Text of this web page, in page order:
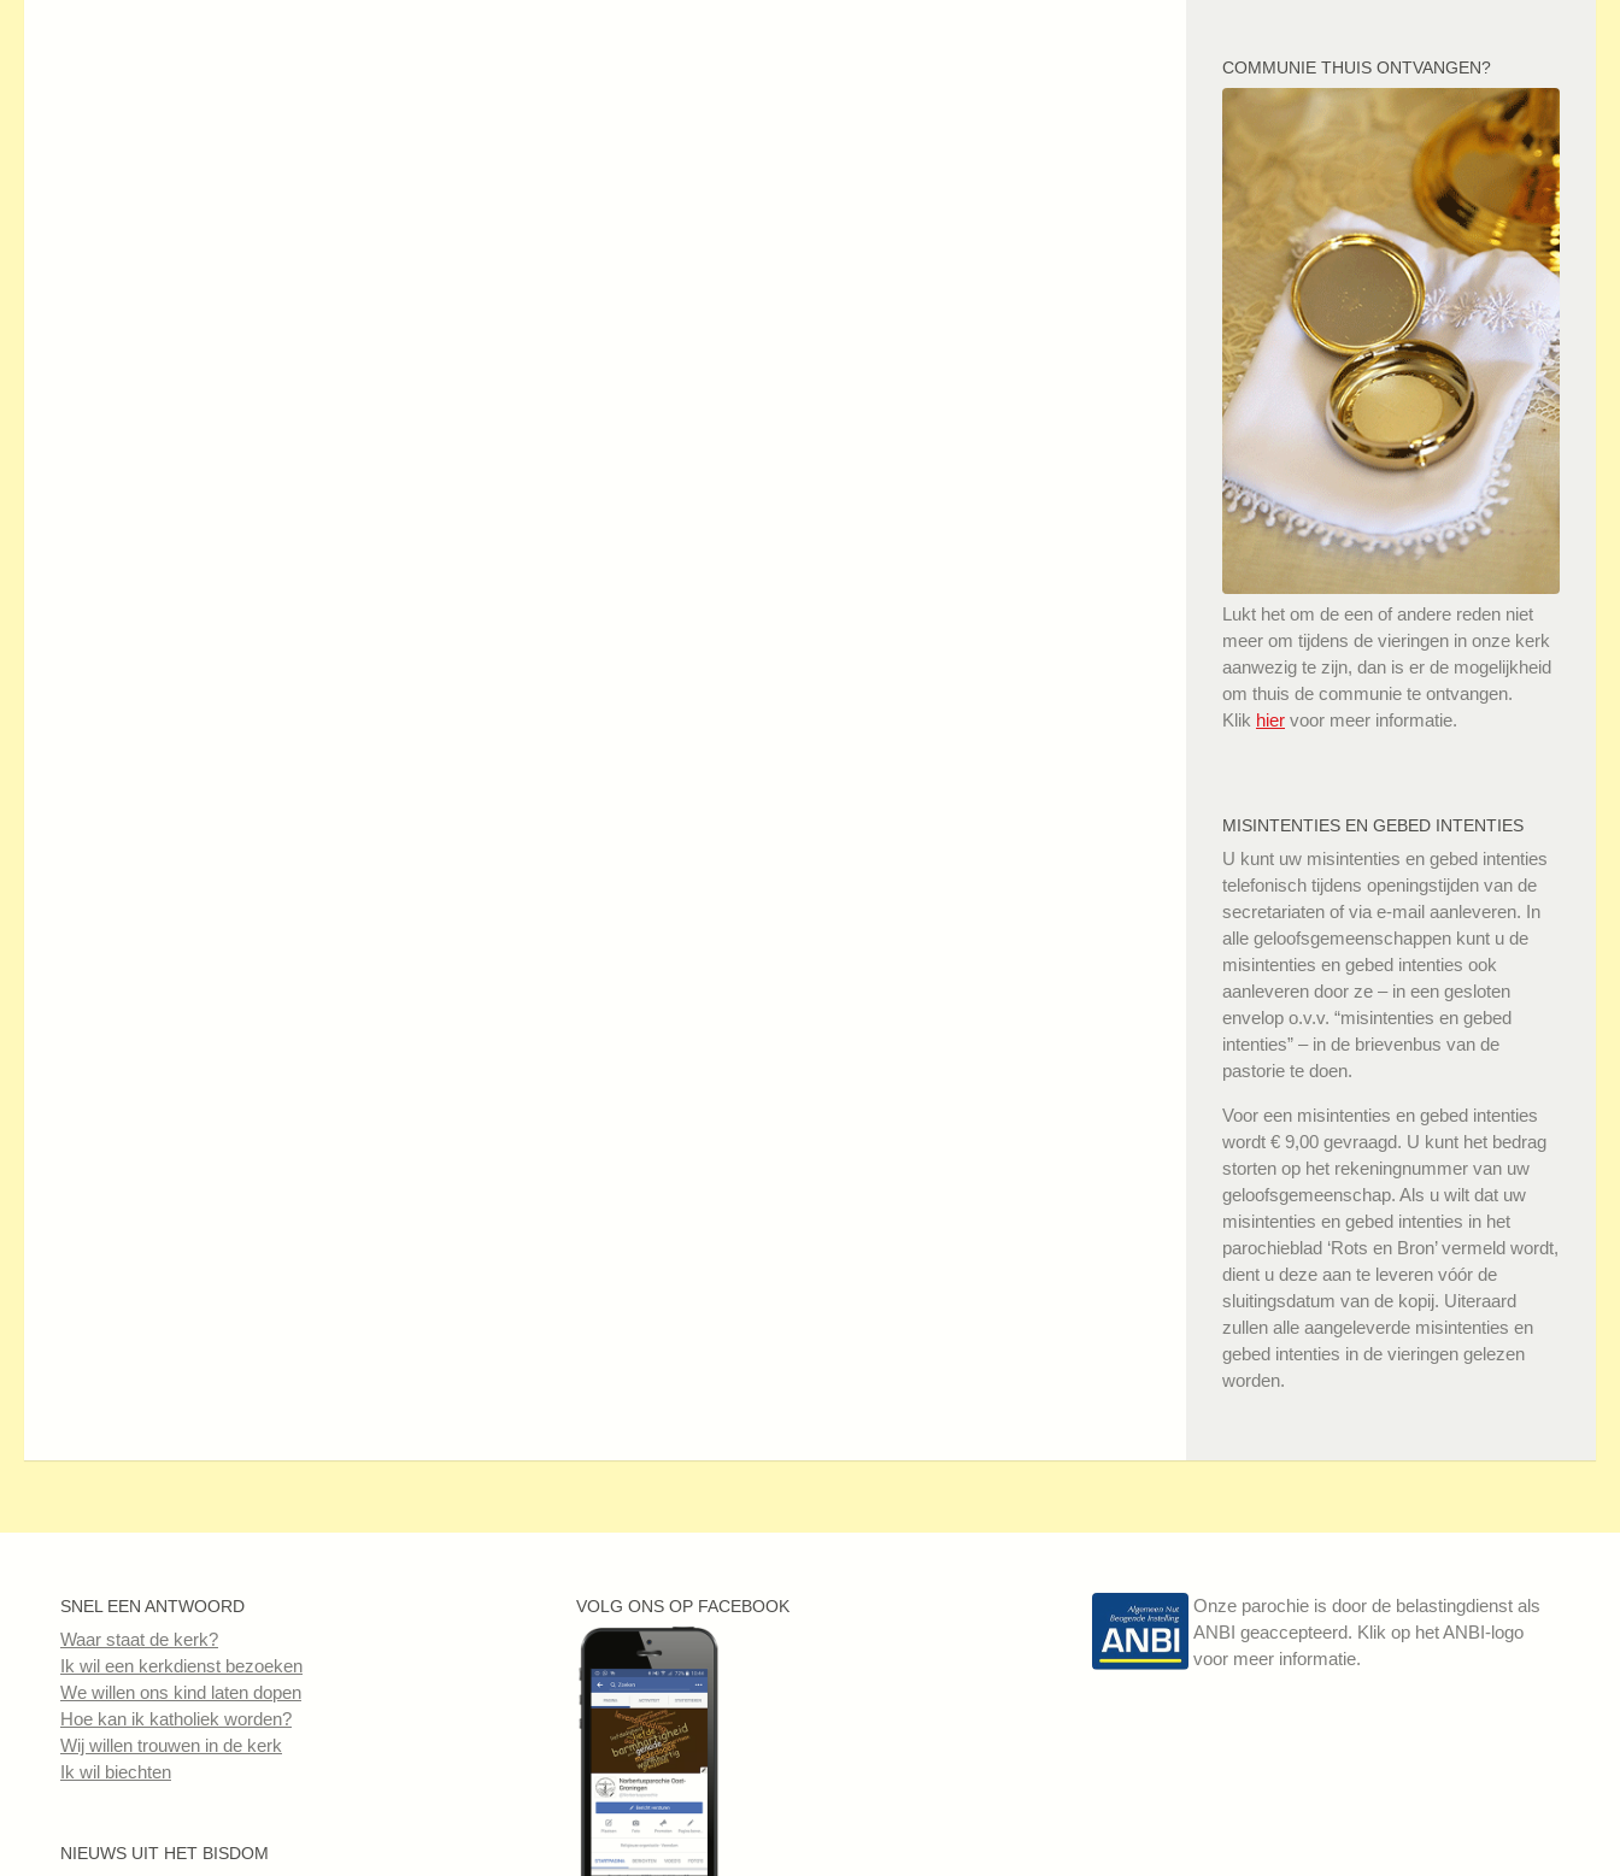
COMMUNIE THUIS ONTVANGEN?
Lukt het om de een of andere reden niet
meer om tijdens de vieringen in onze kerk
aanwezig te zijn, dan is er de mogelijkheid
om thuis de communie te ontvangen.
Klik hier voor meer informatie.
MISINTENTIES EN GEBED INTENTIES
U kunt uw misintenties en gebed intenties
telefonisch tijdens openingstijden van de
secretariaten of via e-mail aanleveren. In
alle geloofsgemeenschappen kunt u de
misintenties en gebed intenties ook
aanleveren door ze – in een gesloten
envelop o.v.v. “misintenties en gebed
intenties” – in de brievenbus van de
pastorie te doen.
Voor een misintenties en gebed intenties
wordt € 9,00 gevraagd. U kunt het bedrag
storten op het rekeningnummer van uw
geloofsgemeenschap. Als u wilt dat uw
misintenties en gebed intenties in het
parochieblad ‘Rots en Bron’ vermeld wordt,
dient u deze aan te leveren vóór de
sluitingsdatum van de kopij. Uiteraard
zullen alle aangeleverde misintenties en
gebed intenties in de vieringen gelezen
worden.
SNEL EEN ANTWOORD
Waar staat de kerk?
Ik wil een kerkdienst bezoeken
We willen ons kind laten dopen
Hoe kan ik katholiek worden?
Wij willen trouwen in de kerk
Ik wil biechten
NIEUWS UIT HET BISDOM
VOLG ONS OP FACEBOOK
Onze parochie is door de belastingdienst als
ANBI geaccepteerd. Klik op het ANBI-logo
voor meer informatie.